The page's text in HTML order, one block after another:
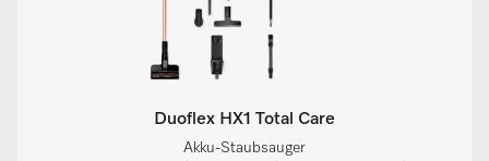
Duoflex HX1 Total Care
Akku-Staubsauger